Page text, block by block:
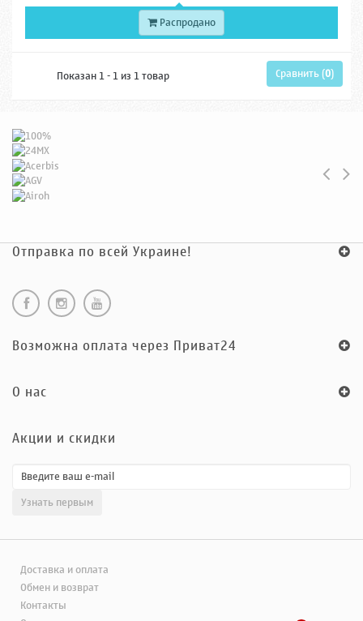
Распродано
Показан 1 - 1 из 1 товар Сравнить (0)
Отправка по всей Украине!
Возможна оплата через Приват24
O нас
Акции и скидки
Доставка и оплата
Обмен и возврат
Контакты